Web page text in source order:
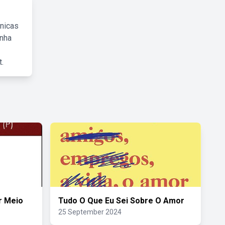
Meio Tudo O Que Eu Sei Sobre O Amor
25 September 2024